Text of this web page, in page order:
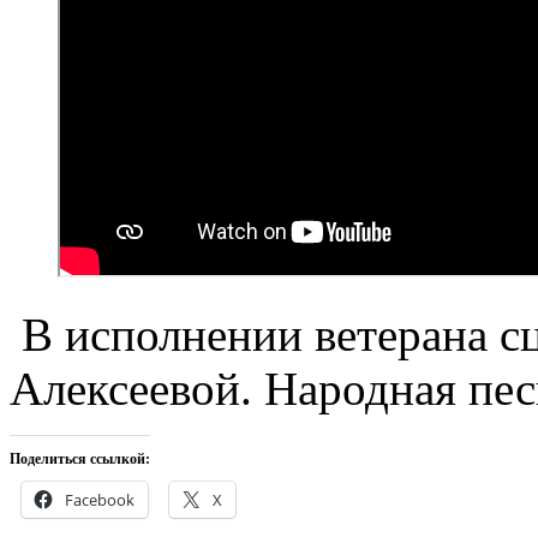
В исполнении ветерана
Алексеевой. Народная
Поделиться ссылкой:
Facebook X